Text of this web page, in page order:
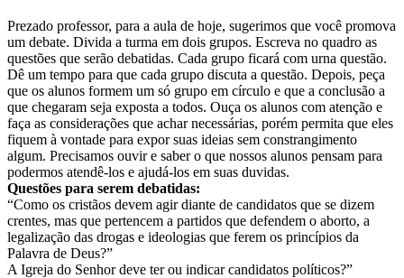
Prezado professor, para a aula de hoje, sugerimos que você promova
um debate. Divida a turma em dois grupos. Escreva no quadro as
questões que serão debatidas. Cada grupo ficará com urna questão.
Dê um tempo para que cada grupo discuta a questão. Depois, peça
que os alunos formem um só grupo em círculo e que a conclusão a
que chegaram seja exposta a todos. Ouça os alunos com atenção e
faça as considerações que achar necessárias, porém permita que eles
fiquem à vontade para expor suas ideias sem constrangimento
algum. Precisamos ouvir e saber o que nossos alunos pensam para
podermos atendê-los e ajudá-los em suas duvidas.
Questões para serem debatidas:
“Como os cristãos devem agir diante de candidatos que se dizem
crentes, mas que pertencem a partidos que defendem o aborto, a
legalização das drogas e ideologias que ferem os princípios da
Palavra de Deus?”
A Igreja do Senhor deve ter ou indicar candidatos políticos?”